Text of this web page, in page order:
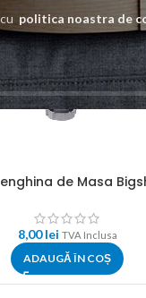
politica noastra de
de Masa
8,00lei TVA Inclusa
ADAUGĂ ÎN COȘ